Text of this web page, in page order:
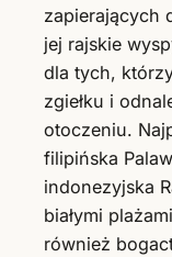
zapierających
jej rajskie
dla tych,
zgiełku i
otoczeniu.
filipińska
indonezyjska
białymi
również